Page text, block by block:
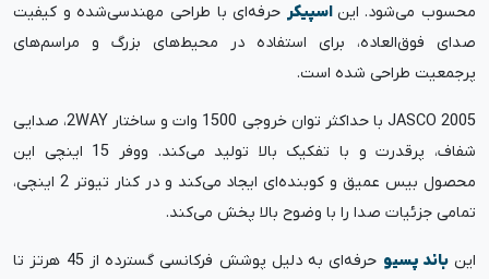
محسوب می‌شود. این اسپیکر حرفه‌ای با طراحی مهندسی‌شده و کیفیت
صدای فوق‌العاده، برای استفاده در محیط‌های بزرگ و مراسم‌های
پرجمعیت طراحی شده است.
JASCO 2005 با حداکثر توان خروجی 1500 وات و ساختار 2WAY، صدایی
شفاف، پرقدرت و با تفکیک بالا تولید می‌کند. ووفر 15 اینچی این
محصول بیس عمیق و کوبنده‌ای ایجاد می‌کند و در کنار تیوتر 2 اینچی،
تمامی جزئیات صدا را با وضوح بالا پخش می‌کند.
این باند پسیو
حرفه‌ای به دلیل پوشش فرکانسی گسترده از 45 هرتز تا